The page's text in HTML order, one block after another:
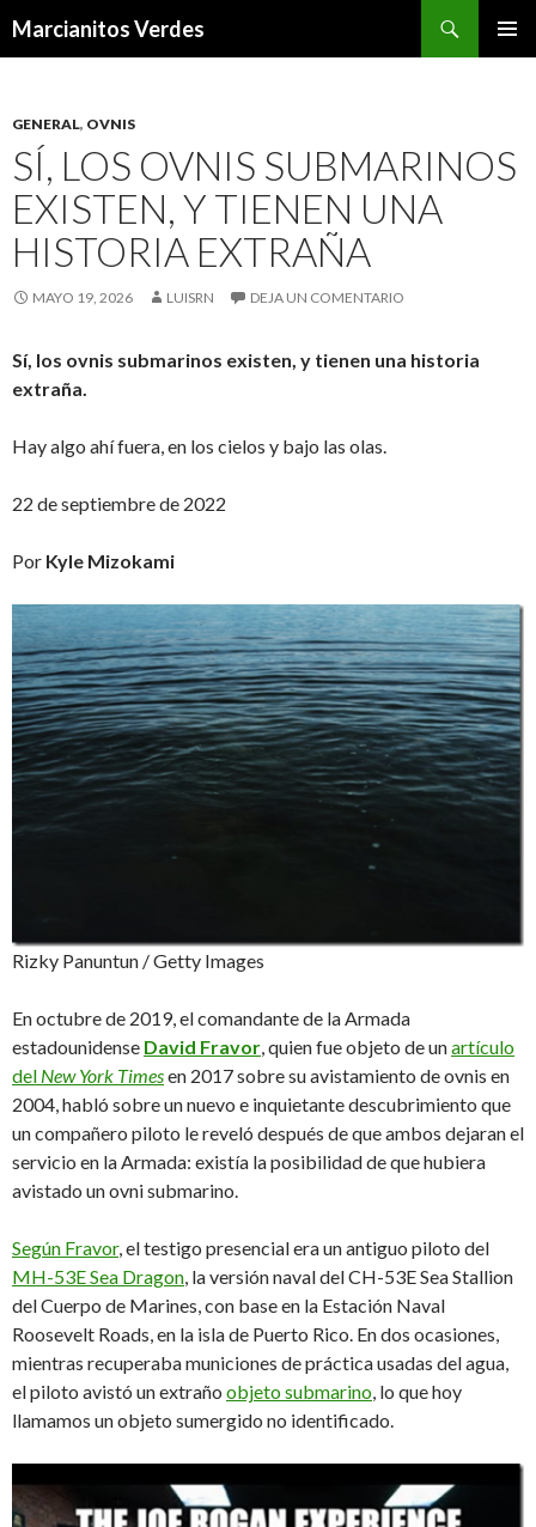
Marcianitos Verdes
GENERAL, OVNIS
SÍ, LOS OVNIS SUBMARINOS
EXISTEN, Y TIENEN UNA
HISTORIA EXTRAÑA
MAYO 19, 2026 LUISRN DEJA UN COMENTARIO
Sí, los ovnis submarinos existen, y tienen una historia
extraña.
Hay algo ahí fuera, en los cielos y bajo las olas.
22 de septiembre de 2022
Por Kyle Mizokami
Rizky Panuntun / Getty Images
En octubre de 2019, el comandante de la Armada
estadounidense David Fravor, quien fue objeto de unartículo
del New York Timesen 2017 sobre su avistamiento de ovnis en
2004, habló sobre un nuevo e inquietante descubrimiento que
un compañero piloto le reveló después de que ambos dejaran el
servicio en la Armada: existía la posibilidad de que hubiera
avistado un ovni submarino.
Según Fravor,el testigo presencial era un antiguo piloto del
MH-53E Sea Dragon, la versión naval del CH-53E Sea Stallion
del Cuerpo de Marines, con base en la Estación Naval
Roosevelt Roads, en la isla de Puerto Rico. En dos ocasiones,
mientras recuperaba municiones de práctica usadas del agua,
el piloto avistó un extraño objeto submarino, lo que hoy
llamamos un objeto sumergido no identificado.